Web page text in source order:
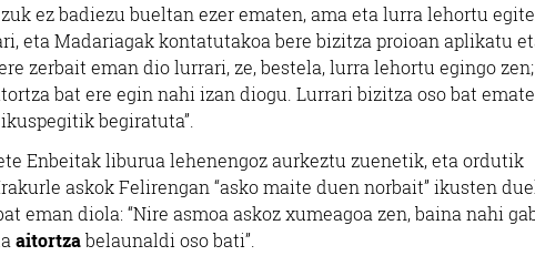
ez badiezu bueltan ezer ematen, ama eta lurra lehortu
eta Madariagak kontatutakoa bere bizitza proioan aplikatu
zerbait eman dio lurrari, ze, bestela, lurra lehortu egingo
bat ere egin nahi izan diogu. Lurrari bizitza oso bat
begiratuta”.
Enbeitak liburua lehenengoz aurkeztu zuenetik, eta ordutik
askok Felirengan “asko maite duen norbait” ikusten
eman diola: “Nire asmoa askoz xumeagoa zen, baina nahi
aitortzabelaunaldi oso bati”.